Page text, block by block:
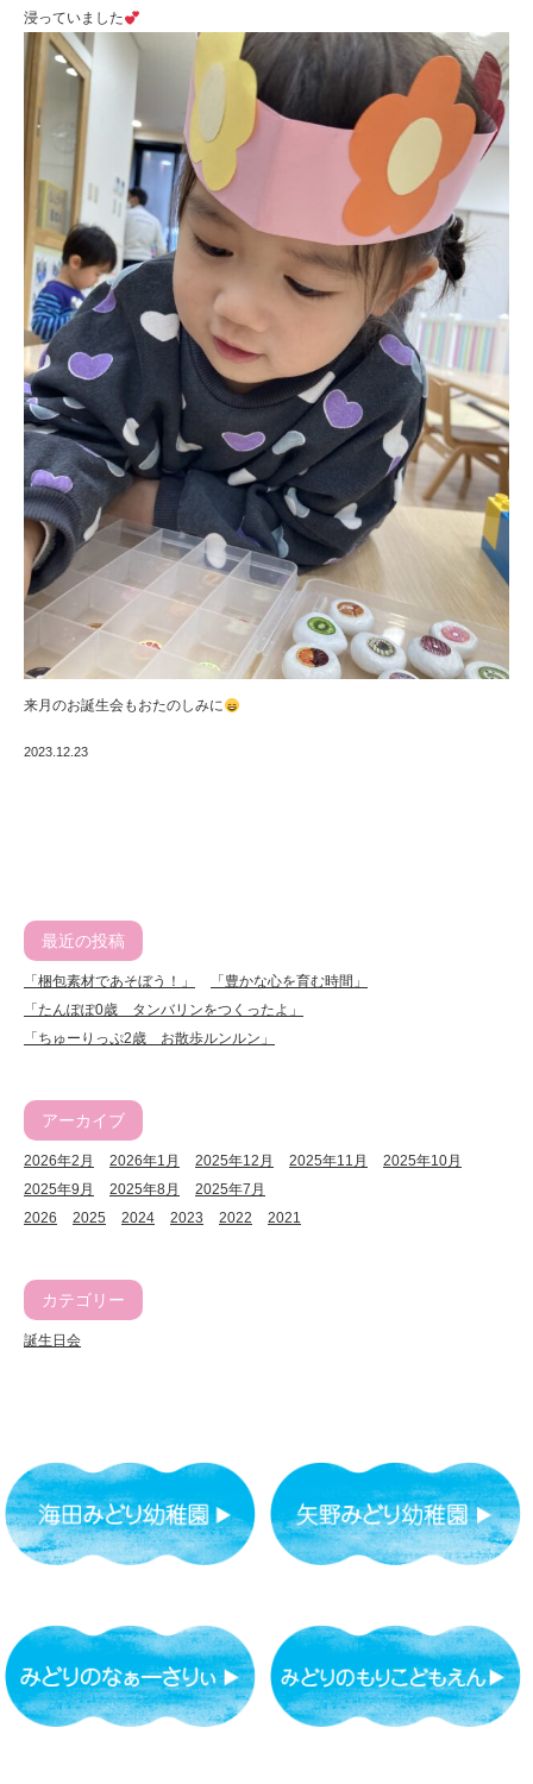
浸っていました
来月のお誕生会もおたのしみに
2023.12.23
最近の投稿
「梱包素材であそぼう！」
「豊かな心を育む時間」
「たんぽぽ0歳 タンバリンをつくったよ」
「ちゅーりっぷ2歳 お散歩ルンルン」
アーカイブ
2026年2月 2026年1月 2025年12月 2025年11月
2025年10月
2025年9月
2025年8月
2025年7月
2026
2025 2024 2023 2022 2021
カテゴリー
誕生日会